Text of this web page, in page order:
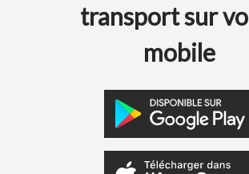
transport sur
mobile